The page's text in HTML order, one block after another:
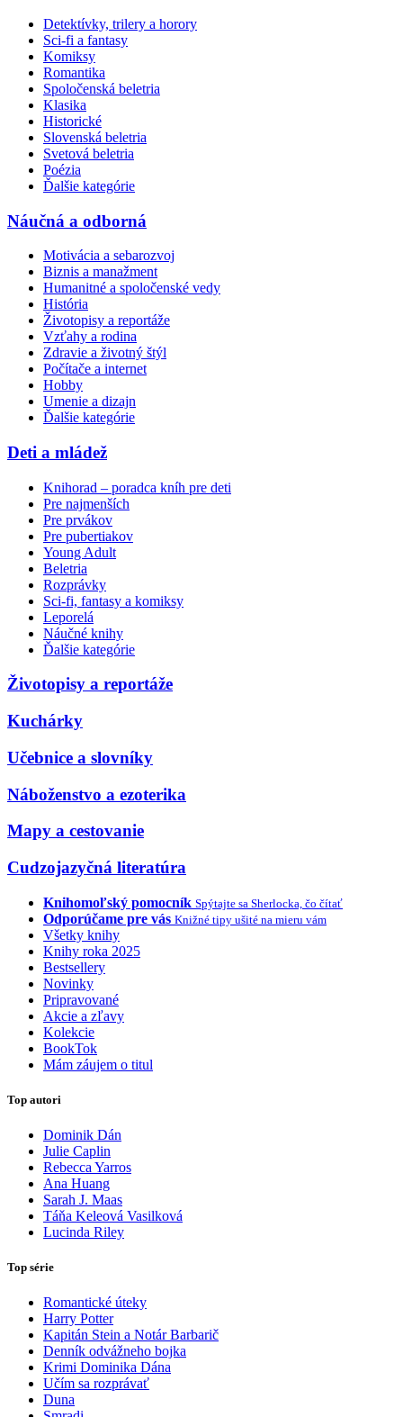
Detektívky, trilery a horory
Sci-fi a fantasy
Komiksy
Romantika
Spoločenská beletria
Klasika
Historické
Slovenská beletria
Svetová beletria
Poézia
Ďalšie kategórie
Náučná a odborná
Motivácia a sebarozvoj
Biznis a manažment
Humanitné a spoločenské vedy
História
Životopisy a reportáže
Vzťahy a rodina
Zdravie a životný štýl
Počítače a internet
Hobby
Umenie a dizajn
Ďalšie kategórie
Deti a mládež
Knihorad – poradca kníh pre deti
Pre najmenších
Pre prvákov
Pre pubertiakov
Young Adult
Beletria
Rozprávky
Sci-fi, fantasy a komiksy
Leporelá
Náučné knihy
Ďalšie kategórie
Životopisy a reportáže
Kuchárky
Učebnice a slovníky
Náboženstvo a ezoterika
Mapy a cestovanie
Cudzojazyčná literatúra
Knihomoľský pomocník Spýtajte sa Sherlocka, čo čítať
Odporúčame pre vás Knižné tipy ušité na mieru vám
Všetky knihy
Knihy roka 2025
Bestsellery
Novinky
Pripravované
Akcie a zľavy
Kolekcie
BookTok
Mám záujem o titul
Top autori
Dominik Dán
Julie Caplin
Rebecca Yarros
Ana Huang
Sarah J. Maas
Táňa Keleová Vasilková
Lucinda Riley
Top série
Romantické úteky
Harry Potter
Kapitán Stein a Notár Barbarič
Denník odvážneho bojka
Krimi Dominika Dána
Učím sa rozprávať
Duna